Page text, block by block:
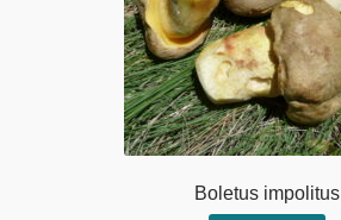
Boletus impolitus